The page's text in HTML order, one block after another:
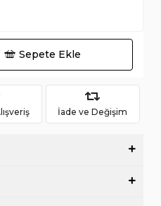
Sepete Ekle
İade ve Değişim